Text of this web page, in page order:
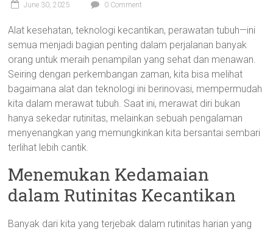
June 30, 2025 0 Comment
Alat kesehatan, teknologi kecantikan, perawatan tubuh—ini
semua menjadi bagian penting dalam perjalanan banyak
orang untuk meraih penampilan yang sehat dan menawan.
Seiring dengan perkembangan zaman, kita bisa melihat
bagaimana alat dan teknologi ini berinovasi, mempermudah
kita dalam merawat tubuh. Saat ini, merawat diri bukan
hanya sekedar rutinitas, melainkan sebuah pengalaman
menyenangkan yang memungkinkan kita bersantai sembari
terlihat lebih cantik.
Menemukan Kedamaian
dalam Rutinitas Kecantikan
Banyak dari kita yang terjebak dalam rutinitas harian yang